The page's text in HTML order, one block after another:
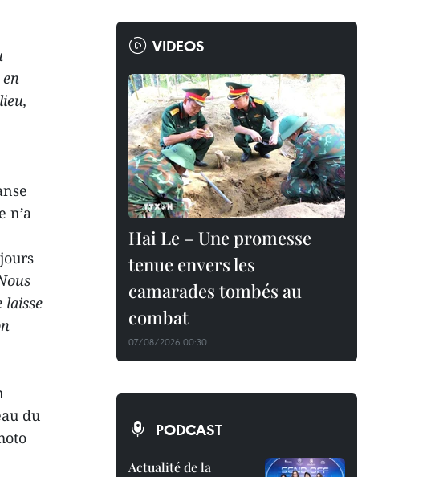
n’a
laisse
du
VIDEOS
Hai Le – Une promesse
tenue envers les
camarades tombés au
combat
07/08/2026 00:30
PODCAST
Actualité de la